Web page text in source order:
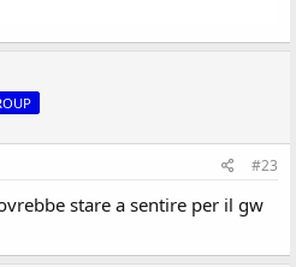
#23
stare a sentire per il gw